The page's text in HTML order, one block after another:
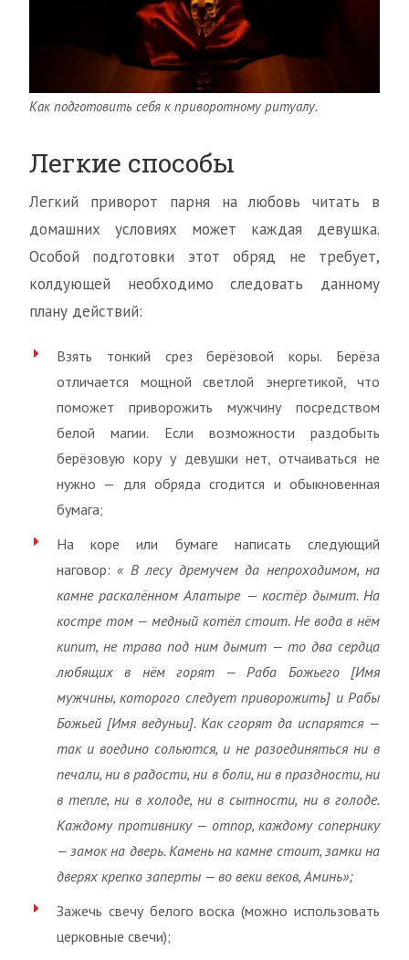
Как подготовить себя к приворотному ритуалу.
Легкие способы
Легкий приворот парня на любовь читать в
домашних условиях может каждая девушка.
Особой подготовки этот обряд не требует,
колдующей необходимо следовать данному
плану действий:
Взять тонкий срез берёзовой коры. Берёза
отличается мощной светлой энергетикой, что
поможет приворожить мужчину посредством
белой магии. Если возможности раздобыть
берёзовую кору у девушки нет, отчаиваться не
нужно — для обряда сгодится и обыкновенная
бумага;
На коре или бумаге написать следующий
наговор: « В лесу дремучем да непроходимом, на
камне раскалённом Алатыре — костёр дымит. На
костре том — медный котёл стоит. Не вода в нём
кипит, не трава под ним дымит — то два сердца
любящих в нём горят — Раба Божьего [Имя
мужчины, которого следует приворожить] и Рабы
Божьей [Имя ведуньи]. Как сгорят да испарятся —
так и воедино сольются, и не разоединяться ни в
печали, ни в радости, ни в боли, ни в праздности, ни
в тепле, ни в холоде, ни в сытности, ни в голоде.
Каждому противнику — отпор, каждому сопернику
— замок на дверь. Камень на камне стоит, замки на
дверях крепко заперты — во веки веков, Аминь»;
Зажечь свечу белого воска (можно использовать
церковные свечи);